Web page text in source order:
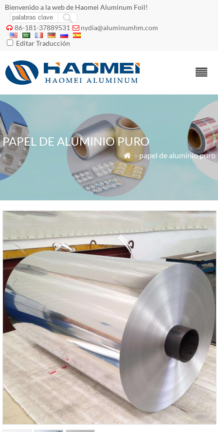
Bienvenido a la web de Haomei Aluminum Foil!
 86-181-37889531  nydia@aluminumhm.com
Editar Traducción
PAPEL DE ALUMINIO PURO
 » papel de aluminio puro